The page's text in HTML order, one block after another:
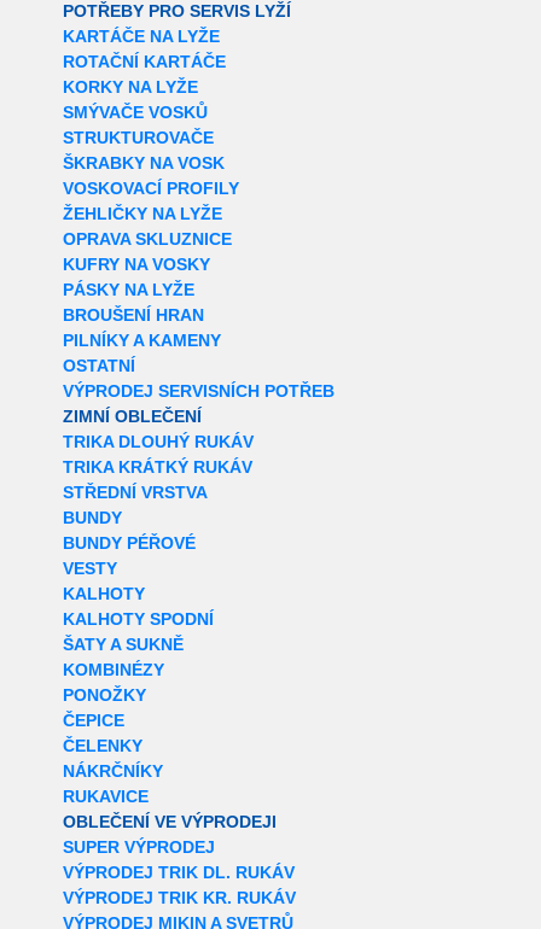
POTŘEBY PRO SERVIS LYŽÍ
KARTÁČE NA LYŽE
ROTAČNÍ KARTÁČE
KORKY NA LYŽE
SMÝVAČE VOSKŮ
STRUKTUROVAČE
ŠKRABKY NA VOSK
VOSKOVACÍ PROFILY
ŽEHLIČKY NA LYŽE
OPRAVA SKLUZNICE
KUFRY NA VOSKY
PÁSKY NA LYŽE
BROUŠENÍ HRAN
PILNÍKY A KAMENY
OSTATNÍ
VÝPRODEJ SERVISNÍCH POTŘEB
ZIMNÍ OBLEČENÍ
TRIKA DLOUHÝ RUKÁV
TRIKA KRÁTKÝ RUKÁV
STŘEDNÍ VRSTVA
BUNDY
BUNDY PÉŘOVÉ
VESTY
KALHOTY
KALHOTY SPODNÍ
ŠATY A SUKNĚ
KOMBINÉZY
PONOŽKY
ČEPICE
ČELENKY
NÁKRČNÍKY
RUKAVICE
OBLEČENÍ VE VÝPRODEJI
SUPER VÝPRODEJ
VÝPRODEJ TRIK DL. RUKÁV
VÝPRODEJ TRIK KR. RUKÁV
VÝPRODEJ MIKIN A SVETRŮ